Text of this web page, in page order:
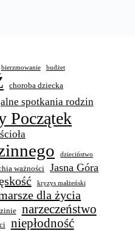
bierzmowanie budżet
choroba dziecka
spotkania rodzin
Początek
dzieciństwo
ważności Jasna Góra
kryzys małżeński
dla życia
narzeczeństwo
niepłodność